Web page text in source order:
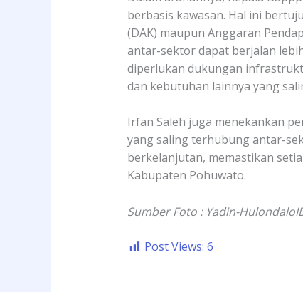
berbasis kawasan. Hal ini
(DAK) maupun Anggaran
antar-sektor dapat berjalan
diperlukan dukungan
dan kebutuhan lainnya yang
Irfan Saleh juga menekankan
yang saling terhubung antar-
berkelanjutan, memastikan
Kabupaten Pohuwato.
Sumber Foto : Yadin-
Post Views: 6